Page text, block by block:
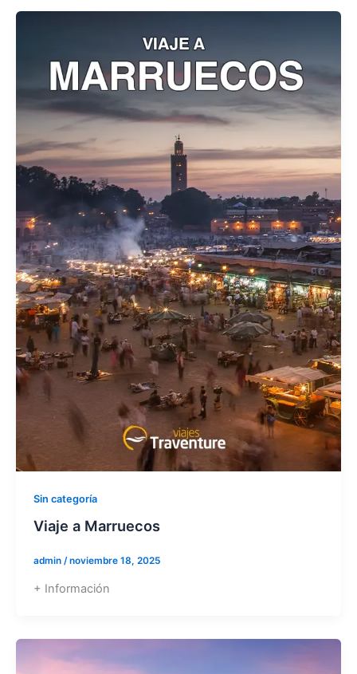
Sin categoría
Viaje a Marruecos
admin /noviembre 18, 2025
+ Información